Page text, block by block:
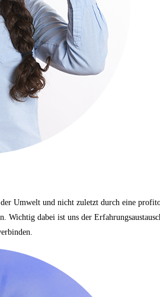
Umwelt und nicht zuletzt durch eine
Wichtig dabei ist uns der